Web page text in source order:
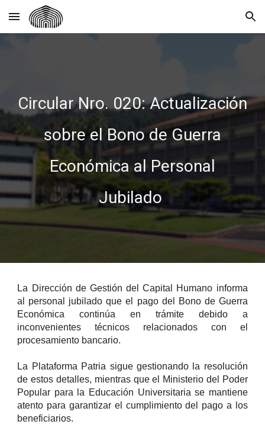
Skip to main content Skip to navigation
Circular Nro. 020: Actualización
sobre el Bono de Guerra
Económica al Personal
Jubilado
La Dirección de Gestión del Capital Humano informa
al personal jubilado que el pago del Bono de Guerra
Económica continúa en trámite debido a
inconvenientes técnicos relacionados con el
procesamiento bancario.
La Plataforma Patria sigue gestionando la resolución
de estos detalles, mientras que el Ministerio del Poder
Popular para la Educación Universitaria se mantiene
atento para garantizar el cumplimiento del pago a los
beneficiarios.